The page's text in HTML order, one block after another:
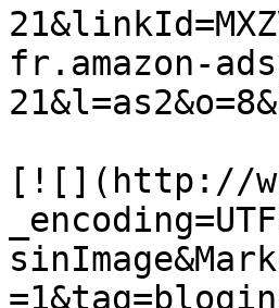
fr.amazon-
[![](http://ws-